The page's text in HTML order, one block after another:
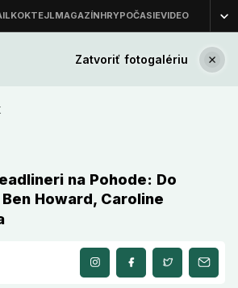
Zatvoriť fotogalériu
na Pohode: Do
Howard, Caroline